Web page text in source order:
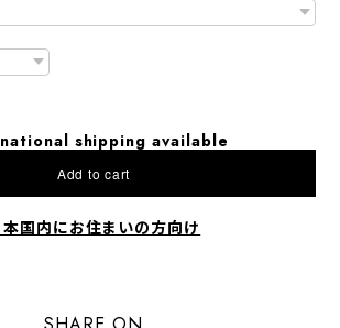
shipping available
Add to cart
本国内にお住まいの方向け